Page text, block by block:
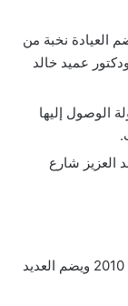
العيادة نخبة من
عميد خالد
الوصول إليها
عبد العزيز شارع
يتمتع المركز بخبره عالية حيث تأسس عام 2010 ويضم العديد